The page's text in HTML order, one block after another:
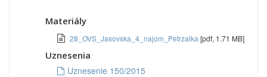
Materiály
28_OVS_Jasovska_4_najom_Petrzalka [pdf, 1.71 MB]
Uznesenia
Uznesenie 150/2015